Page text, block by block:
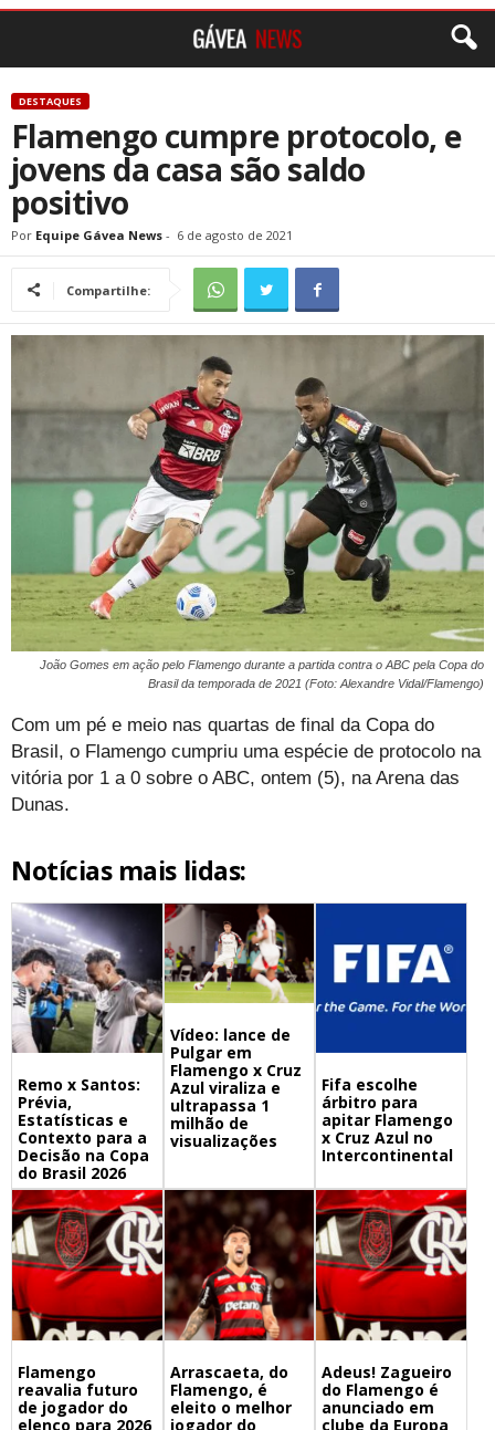
DESTAQUES
Flamengo cumpre protocolo, e
jovens da casa são saldo
positivo
Por Equipe Gávea News - 6 de agosto de 2021
Compartilhe:
João Gomes em ação pelo Flamengo durante a partida contra o ABC pela Copa do
Brasil da temporada de 2021 (Foto: Alexandre Vidal/Flamengo)
Com um pé e meio nas quartas de final da Copa do
Brasil, o Flamengo cumpriu uma espécie de protocolo na
vitória por 1 a 0 sobre o ABC, ontem (5), na Arena das
Dunas.
Notícias mais lidas:
Remo x Santos:
Prévia,
Estatísticas e
Contexto para a
Decisão na Copa
do Brasil 2026
Vídeo: lance de
Pulgar em
Flamengo x Cruz
Azul viraliza e
ultrapassa 1
milhão de
visualizações
Fifa escolhe
árbitro para
apitar Flamengo
x Cruz Azul no
Intercontinental
Flamengo
reavalia futuro
de jogador do
elenco para 2026
Arrascaeta, do
Flamengo, é
eleito o melhor
jogador do
Adeus! Zagueiro
do Flamengo é
anunciado em
clube da Europa